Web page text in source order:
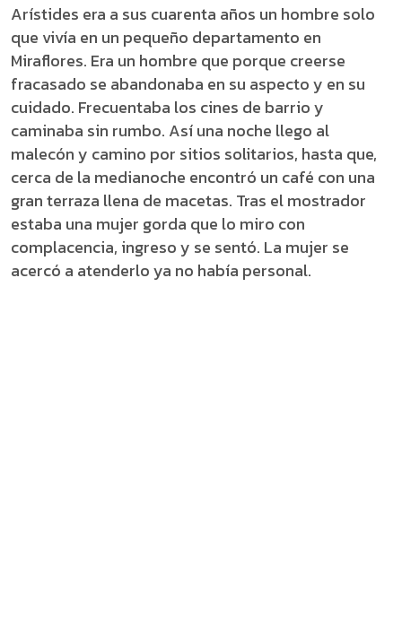
Arístides era a sus cuarenta años un hombre solo
que vivía en un pequeño departamento en
Miraflores. Era un hombre que porque creerse
fracasado se abandonaba en su aspecto y en su
cuidado. Frecuentaba los cines de barrio y
caminaba sin rumbo. Así una noche llego al
malecón y camino por sitios solitarios, hasta que,
cerca de la medianoche encontró un café con una
gran terraza llena de macetas. Tras el mostrador
estaba una mujer gorda que lo miro con
complacencia, ingreso y se sentó. La mujer se
acercó a atenderlo ya no había personal.